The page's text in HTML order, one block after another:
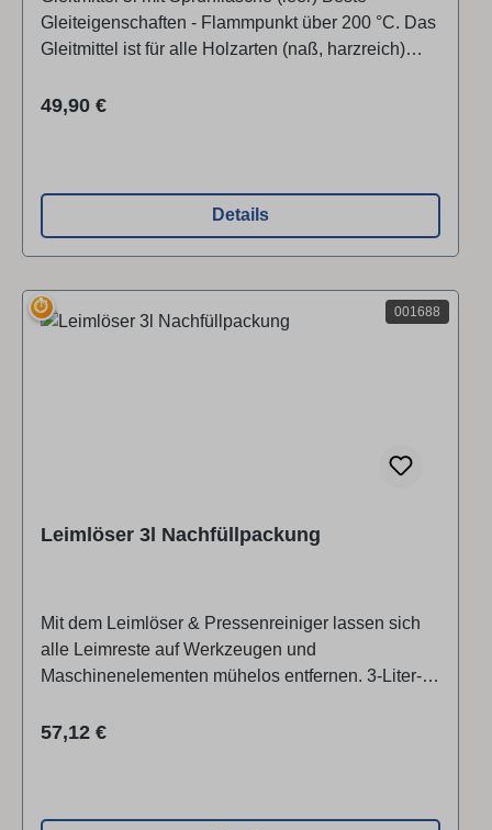
Gleiteigenschaften - Flammpunkt über 200 °C. Das
Gleitmittel ist für alle Holzarten (naß, harzreich)
problemlose Nachbearbeitung des Holzes
Regulärer Preis:
49,90 €
Details
001688
⏱
Leimlöser 3l Nachfüllpackung
Mit dem Leimlöser & Pressenreiniger lassen sich
alle Leimreste auf Werkzeugen und
Maschinenelementen mühelos entfernen. 3-Liter-
Regulärer Preis:
57,12 €